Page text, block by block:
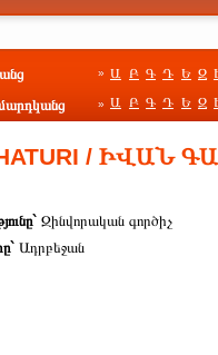
» Ա Բ Գ Դ Ե Զ
» Ա Բ Գ Դ Ե Զ
/ ԻՎԱՆ
Զինվորական գործիչ
Ադրբեջան